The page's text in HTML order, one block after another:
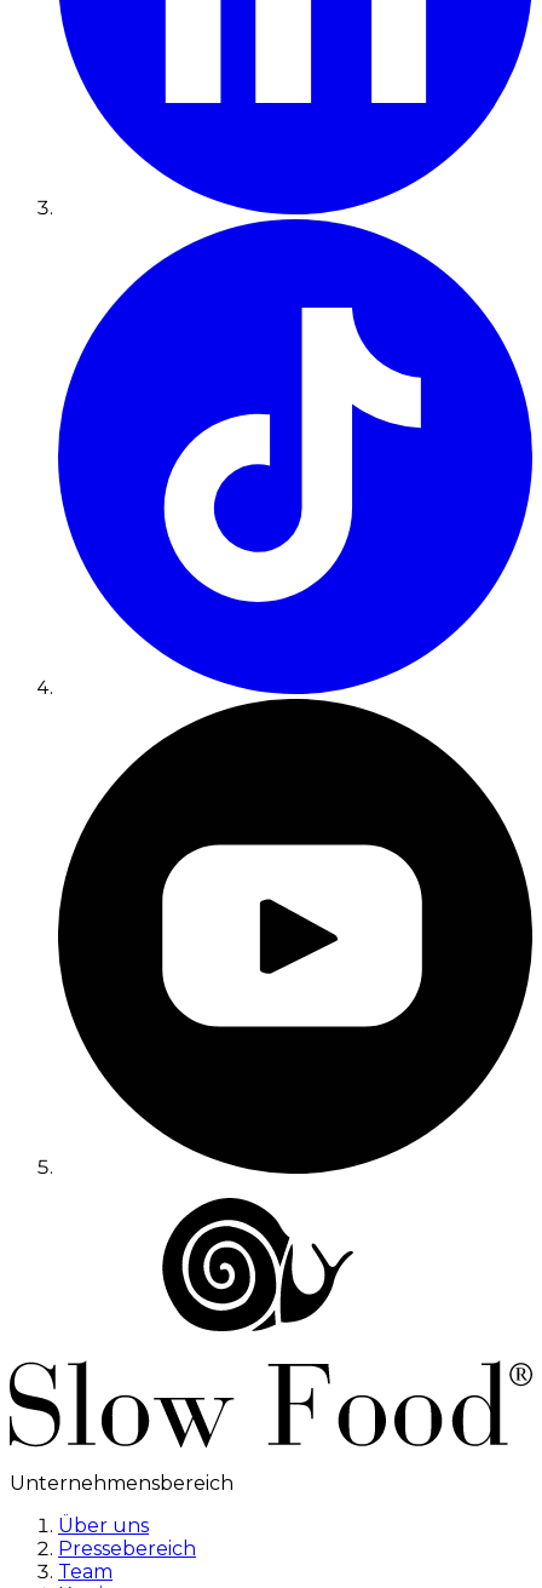
Unternehmensbereich
Über uns
Pressebereich
Team